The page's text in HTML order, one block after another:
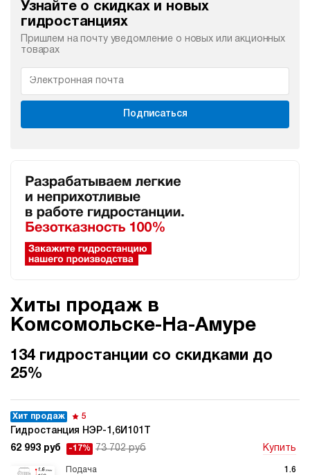
Узнайте о скидках и новых
гидростанциях
Пришлем на почту уведомление о новых или акционных
товарах
Подписаться
Хиты продаж в
Комсомольске-На-Амуре
134 гидростанции со скидками до
25%
Гидростанция НЭР-1,6И101Т
Хит продаж 5
62 993 руб -17% 73 702 руб Купить
1.6